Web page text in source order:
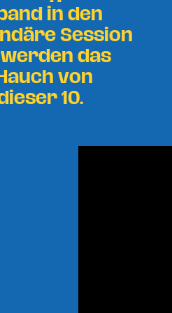
in den
Session
das
von
10.